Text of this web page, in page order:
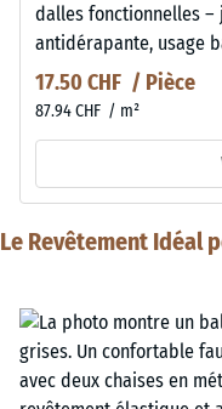
dalles fonctionnelles
antidérapante, usage
17.50 CHF / Pièce
87.94 CHF / m²
Le Revêtement Idéal